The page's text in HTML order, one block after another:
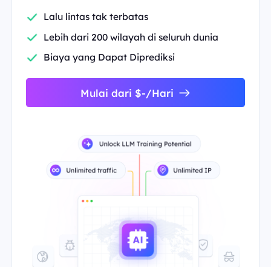
Lalu lintas tak terbatas
Lebih dari 200 wilayah di seluruh dunia
Biaya yang Dapat Diprediksi
Mulai dari $-/Hari